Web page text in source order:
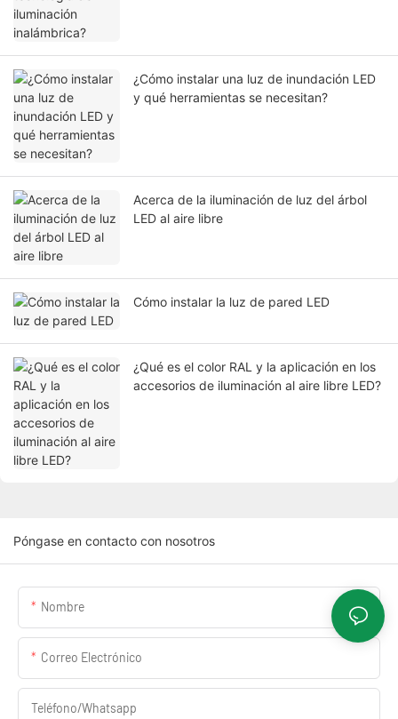
¿Cómo instalar una luz de inundación LED
y qué herramientas se necesitan?
Acerca de la iluminación de luz del árbol
LED al aire libre
Cómo instalar la luz de pared LED
¿Qué es el color RAL y la aplicación en los
accesorios de iluminación al aire libre LED?
Póngase en contacto con nosotros
Nombre
Correo Electrónico
Teléfono/whatsapp